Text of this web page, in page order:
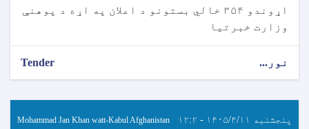
اړوندو ۳۵۴ خالي بستونو د اعلان په اړه د پوهنې
وزارت خبرتیا
نور... Tender
پنجشنبه ۱۴۰۵/۴/۱۱ - ۱۲:۲ Mohammad Jan Khan watt-Kabul Afghanistan